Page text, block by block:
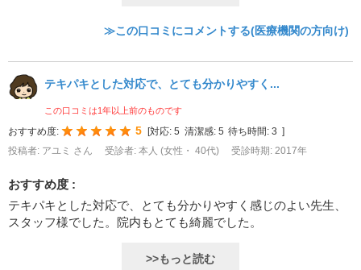
≫この口コミにコメントする(医療機関の方向け)
テキパキとした対応で、とても分かりやすく...
この口コミは1年以上前のものです
おすすめ度: 5 [対応: 5 清潔感: 5 待ち時間: 3 ]
投稿者: アユミ さん
受診者: 本人 (女性・ 40代) 受診時期: 2017年
おすすめ度 :
テキパキとした対応で、とても分かりやすく感じのよい先生、
スタッフ様でした。院内もとても綺麗でした。
>>もっと読む